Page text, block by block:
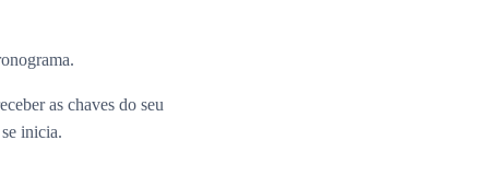
as chaves do seu
inicia.